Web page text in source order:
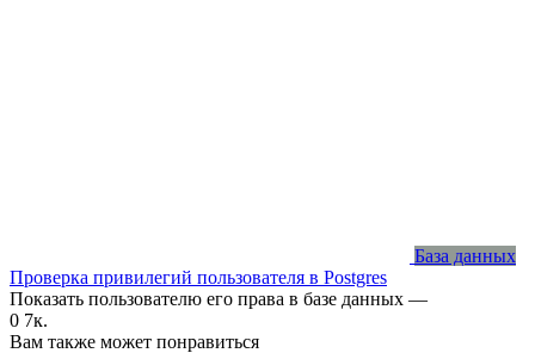
База данных
Проверка привилегий пользователя в Postgres
Показать пользователю его права в базе данных —
0 7к.
Вам также может понравиться